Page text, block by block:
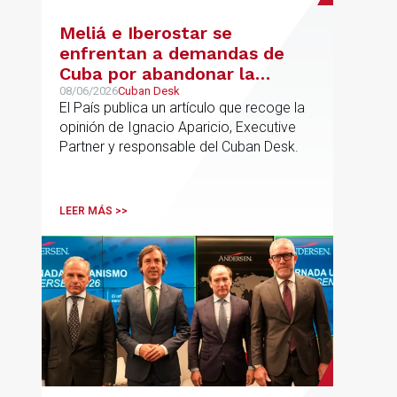
Meliá e Iberostar se
enfrentan a demandas de
Cuba por abandonar la
gestión de los hoteles
08/06/2026Cuban Desk
El País publica un artículo que recoge la
opinión de Ignacio Aparicio, Executive
Partner y responsable del Cuban Desk.
LEER MÁS >>